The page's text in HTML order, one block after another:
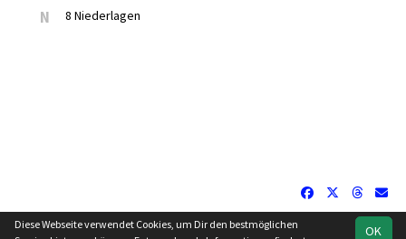
N 8 Niederlagen
soccero.de OK
Diese Webseite verwendet Cookies, um Dir den bestmöglichen